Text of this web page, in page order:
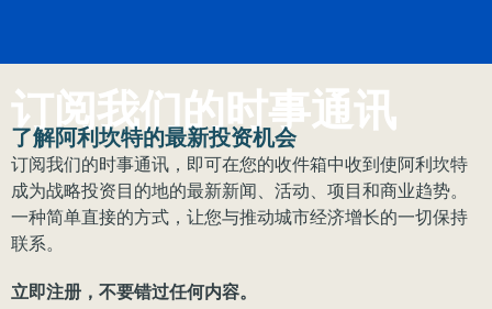
订阅我们的时事通讯
了解阿利坎特的最新投资机会
订阅我们的时事通讯，即可在您的收件箱中收到使阿利坎特
成为战略投资目的地的最新新闻、活动、项目和商业趋势。
一种简单直接的方式，让您与推动城市经济增长的一切保持
联系。
立即注册，不要错过任何内容。